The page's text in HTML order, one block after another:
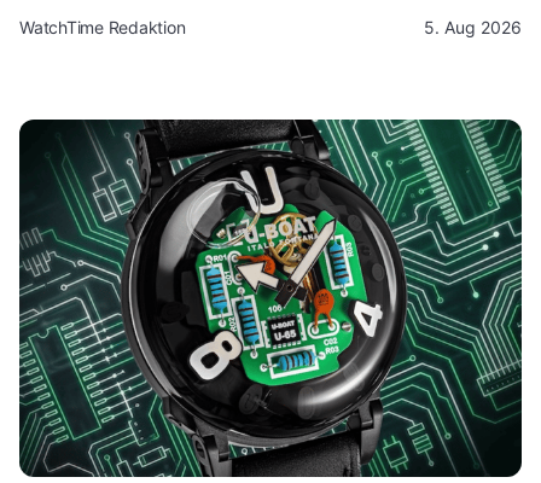
WatchTime Redaktion 5. Aug 2026